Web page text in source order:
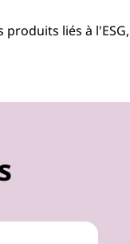
liés à l'ESG,